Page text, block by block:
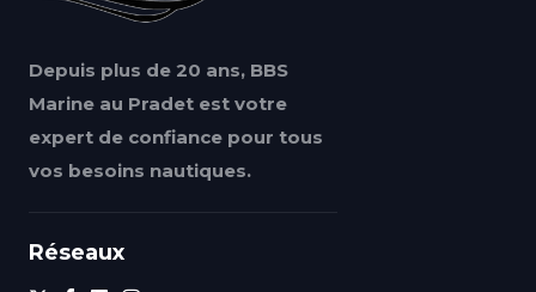
Depuis plus de 20 ans, BBS
Marine au Pradet est votre
expert de confiance pour tous
vos besoins nautiques.
Réseaux